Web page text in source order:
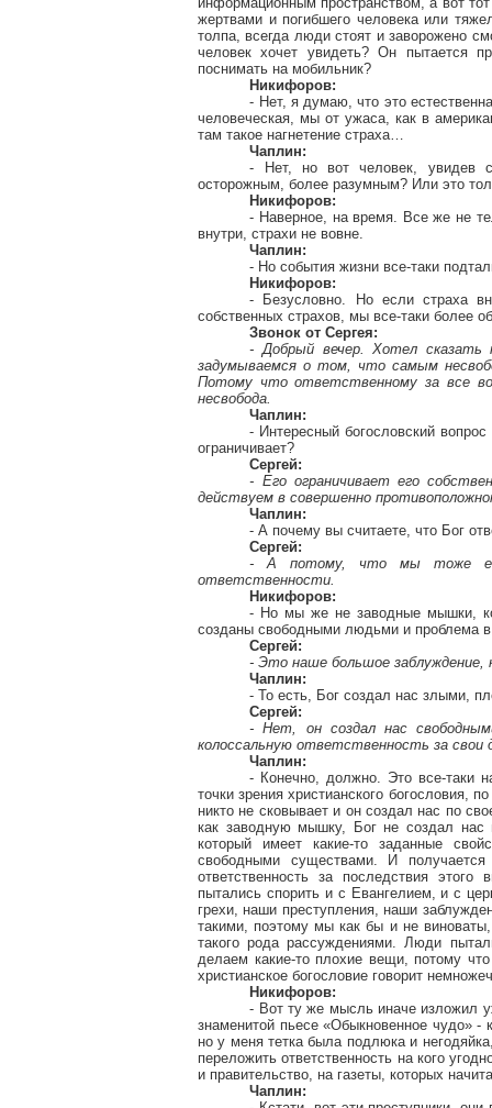
жертвами и погибшего человека или
толпа, всегда люди стоят и заворожено
человек хочет увидеть? Он пытается
поснимать на мобильник?
Никифоров:
- Нет, я думаю, что это
человеческая, мы от ужаса, как в
там такое нагнетение страха…
Чаплин:
- Нет, но вот человек, увидев
осторожным, более разумным? Или это
Никифоров:
- Наверное, на время. Все же не
внутри, страхи не вовне.
Чаплин:
- Но события жизни все-таки
Никифоров:
- Безусловно. Но если страха
собственных страхов, мы все-таки более
Звонок от Сергея:
- Добрый вечер. Хотел сказать
задумываемся о том, что самым
Потому что ответственному за все
несвобода.
Чаплин:
- Интересный богословский
ограничивает?
Сергей:
- Его ограничивает его
действуем в совершенно
Чаплин:
- А почему вы считаете, что Бог
Сергей:
- А потому, что мы тоже
ответственности.
Никифоров:
- Но мы же не заводные мышки,
созданы свободными людьми и проблема
Сергей:
- Это наше большое заблуждение,
Чаплин:
- То есть, Бог создал нас злыми,
Сергей:
- Нет, он создал нас
колоссальную ответственность за свои
Чаплин:
- Конечно, должно. Это все-таки
точки зрения христианского богословия,
никто не сковывает и он создал нас по
как заводную мышку, Бог не создал нас
который имеет какие-то заданные
свободными существами. И
ответственность за последствия
пытались спорить и с Евангелием, и с
грехи, наши преступления, наши
такими, поэтому мы как бы и не
такого рода рассуждениями. Люди
делаем какие-то плохие вещи, потому
христианское богословие говорит
Никифоров:
- Вот ту же мысль иначе изложил
знаменитой пьесе «Обыкновенное чудо»
но у меня тетка была подлюкаи негодяйка
переложить ответственность на кого
и правительство, на газеты, которых
Чаплин: